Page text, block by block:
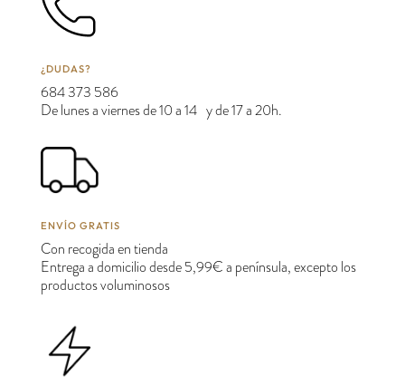
¿DUDAS?
684 373 586
De lunes a viernes de 10 a 14 y de 17 a 20h.
ENVÍO GRATIS
Con recogida en tienda
Entrega a domicilio desde 5,99€ a península, excepto los
productos voluminosos